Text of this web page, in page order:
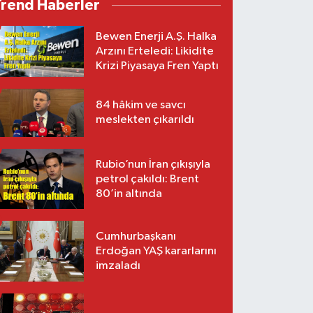
Haberler
Bewen Enerji A.Ş. Halka
Arzını Erteledi: Likidite
Krizi Piyasaya Fren Yaptı
84 hâkim ve savcı
meslekten çıkarıldı
Rubio’nun İran çıkışıyla
petrol çakıldı: Brent
80’in altında
Cumhurbaşkanı
Erdoğan YAŞ kararlarını
imzaladı